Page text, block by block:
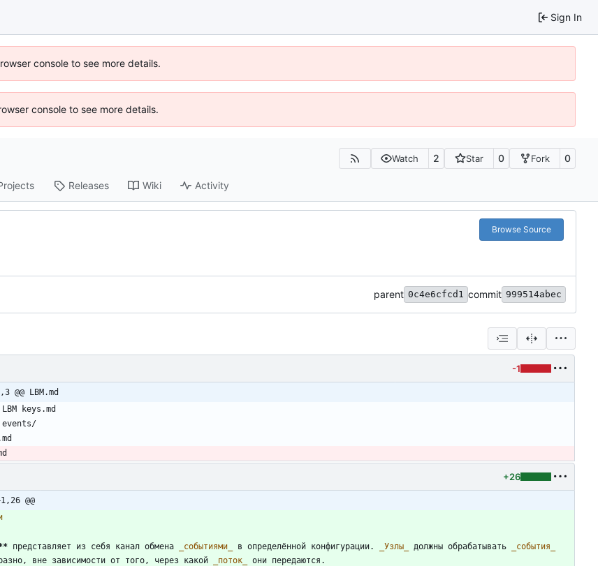
Sign In
console to see more details.
console to see more details.
Watch 2 Star 0 Fork 0
Releases Wiki Activity
Browse Source
parent 0c4e6cfcd1 commit 999514abec
-1
@@ LBM.md
+26
@@
представляет из себя канал обмена событиями в определённой конфигурации. Узлы должны обрабатывать события
вне зависимости от того, через какой
поток